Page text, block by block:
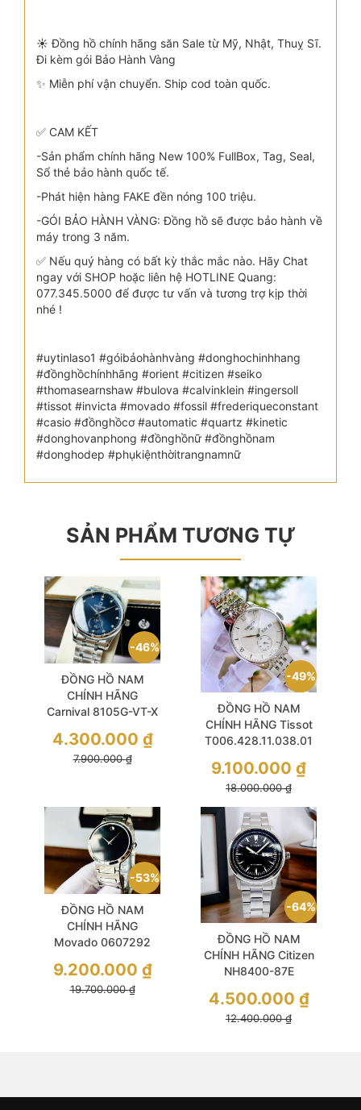
☀️ Đồng hồ chính hãng săn Sale từ Mỹ, Nhật, Thuỵ Sĩ.
Đi kèm gói Bảo Hành Vàng
✨ Miễn phí vận chuyển. Ship cod toàn quốc.
✅ CAM KẾT
-Sản phẩm chính hãng New 100% FullBox, Tag, Seal,
Sổ thẻ bảo hành quốc tế.
-Phát hiện hàng FAKE đền nóng 100 triệu.
-GÓI BẢO HÀNH VÀNG: Đồng hồ sẽ được bảo hành về
máy trong 3 năm.
✅ Nếu quý hàng có bất kỳ thắc mắc nào. Hãy Chat
ngay với SHOP hoặc liên hệ HOTLINE Quang:
077.345.5000 để được tư vấn và tương trợ kịp thời
nhé !
#uytinlaso1 #góibảohànhvàng #donghochinhhang
#đồnghồchínhhãng #orient #citizen #seiko
#thomasearnshaw #bulova #calvinklein #ingersoll
#tissot #invicta #movado #fossil #frederiqueconstant
#casio #đồnghồcơ #automatic #quartz #kinetic
#donghovanphong #đồnghồnữ #đồnghồnam
#donghodep #phụkiệnthờitrangnamnữ
SẢN PHẨM TƯƠNG TỰ
46%
ĐỒNG HỒ NAM
CHÍNH HÃNG
Carnival 8105G-VT-X
Diamonds Sapphire
7.900.000₫
4.300.000 ₫
49%
ĐỒNG HỒ NAM
CHÍNH HÃNG Tissot
T006.428.11.038.01
Guilloche White Silver
18.000.000₫
9.100.000 ₫
53%
ĐỒNG HỒ NAM
CHÍNH HÃNG
Movado 0607292
Dial Sapphire Silver
Stainless Steel For
19.700.000₫
9.200.000 ₫
64%
ĐỒNG HỒ NAM
CHÍNH HÃNG Citizen
NH8400-87E
Silver Stainless Steel
For Men
12.400.000₫
4.500.000 ₫